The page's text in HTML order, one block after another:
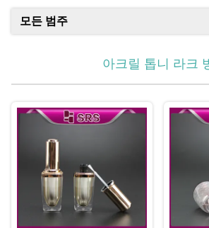
모든 범주
아크릴 톱니 라크